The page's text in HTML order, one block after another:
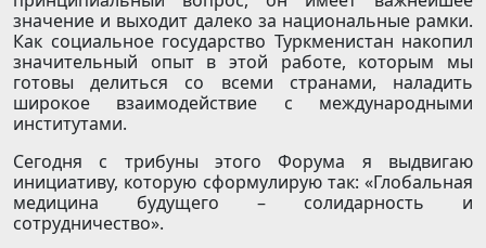
значение и выходит далеко за национальные рамки.
Как социальное государство Туркменистан накопил
значительный опыт в этой работе, которым мы
готовы делиться со всеми странами, наладить
широкое взаимодействие с международными
институтами.
Сегодня с трибуны этого Форума я выдвигаю
инициативу, которую сформулирую так: «Глобальная
медицина будущего – солидарность и
сотрудничество».